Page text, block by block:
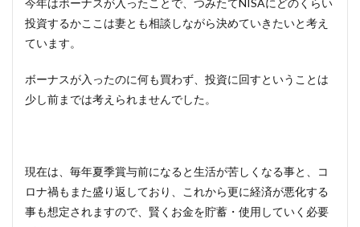
今年はボーナスが入ったことで、つみたてNISAにどのくらい
投資するかここは妻とも相談しながら決めていきたいと考え
ています。
ボーナスが入ったのに何も買わず、投資に回すということは
少し前までは考えられませんでした。
現在は、毎年夏季賞与前になると生活が苦しくなる事と、コ
ロナ禍もまた盛り返しており、これから更に経済が悪化する
事も想定されますので、賢くお金を貯蓄・使用していく必要